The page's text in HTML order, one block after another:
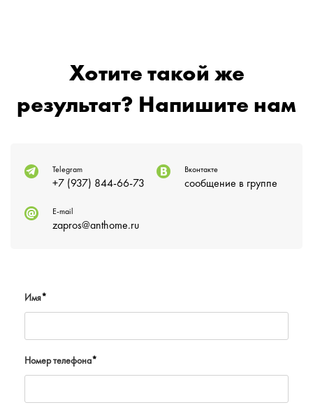
Хотите такой же
результат? Напишите нам
Telegram
+7 (937) 844-66-73
Вконтакте
сообщение в группе
E-mail
zapros@anthome.ru
Имя*
Номер телефона*